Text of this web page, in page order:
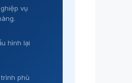
vụ
hình lại
phù